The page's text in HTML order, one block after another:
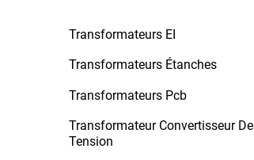
Transformateurs EI
Transformateurs Étanches
Transformateurs Pcb
Transformateur Convertisseur De
Tension